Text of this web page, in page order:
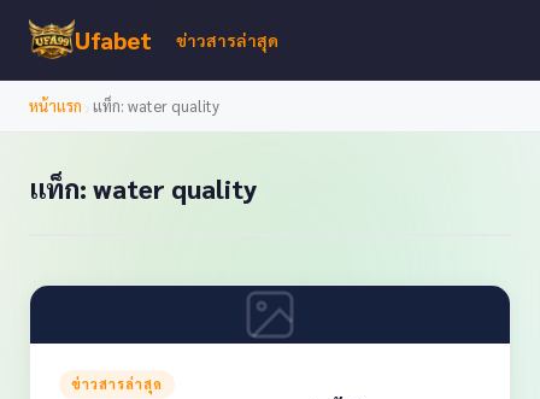
Ufabet ข่าวสารล่าสุด
หน้าแรก แท็ก: water quality
แท็ก: water quality
ข่าวสารล่าสุด